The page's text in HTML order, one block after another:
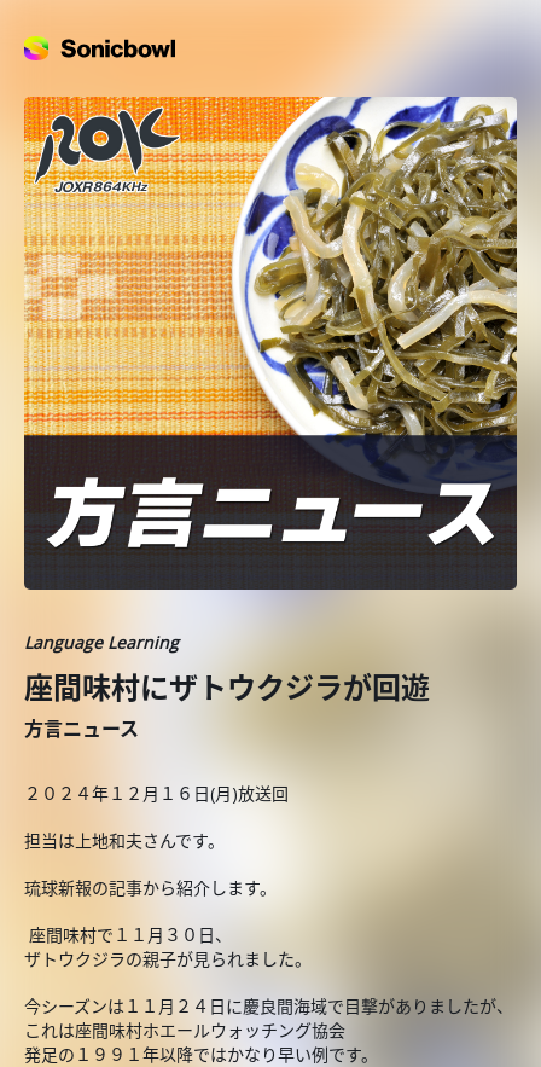
Language Learning
座間味村にザトウクジラが回遊
方言ニュース
２０２４年１２月１６日(月)放送回
担当は上地和夫さんです。
琉球新報の記事から紹介します。
座間味村で１１月３０日、
ザトウクジラの親子が見られました。
今シーズンは１１月２４日に慶良間海域で目撃がありましたが、
これは座間味村ホエールウォッチング協会
発足の１９９１年以降ではかなり早い例です。